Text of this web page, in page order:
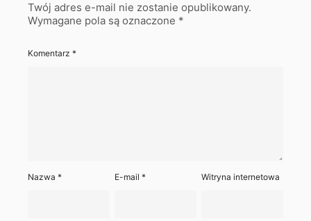
Twój adres e-mail nie zostanie opublikowany.
Wymagane pola są oznaczone *
Komentarz *
Nazwa * E-mail* Witryna internetowa